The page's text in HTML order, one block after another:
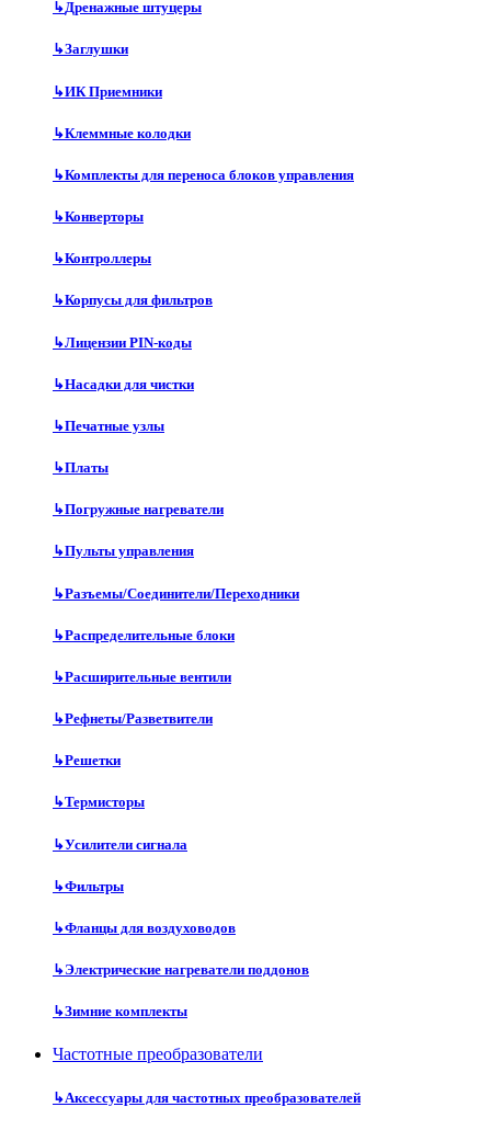
↳Дренажные штуцеры
↳Заглушки
↳ИК Приемники
↳Клеммные колодки
↳Комплекты для переноса блоков управления
↳Конверторы
↳Контроллеры
↳Корпусы для фильтров
↳Лицензии PIN-коды
↳Насадки для чистки
↳Печатные узлы
↳Платы
↳Погружные нагреватели
↳Пульты управления
↳Разъемы/Соединители/Переходники
↳Распределительные блоки
↳Расширительные вентили
↳Рефнеты/Разветвители
↳Решетки
↳Термисторы
↳Усилители сигнала
↳Фильтры
↳Фланцы для воздуховодов
↳Электрические нагреватели поддонов
↳Зимние комплекты
Частотные преобразователи
↳Аксессуары для частотных преобразователей